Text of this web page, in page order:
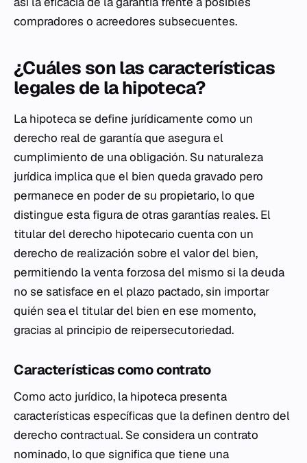
compradores o acreedores subsecuentes.
¿Cuáles son las características
legales de la hipoteca?
La hipoteca se define jurídicamente como un
derecho real de garantía que asegura el
cumplimiento de una obligación. Su naturaleza
jurídica implica que el bien queda gravado pero
permanece en poder de su propietario, lo que
distingue esta figura de otras garantías reales. El
titular del derecho hipotecario cuenta con un
derecho de realización sobre el valor del bien,
permitiendo la venta forzosa del mismo si la deuda
no se satisface en el plazo pactado, sin importar
quién sea el titular del bien en ese momento,
gracias al principio de reipersecutoriedad.
Características como contrato
Como acto jurídico, la hipoteca presenta
características específicas que la definen dentro del
derecho contractual. Se considera un contrato
nominado, lo que significa que tiene una